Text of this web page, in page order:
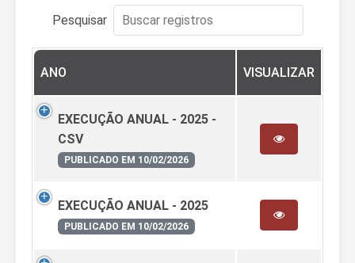
Pesquisar
ANO VISUALIZAR
EXECUÇÃO ANUAL - 2025 -
CSV
PUBLICADO EM 10/02/2026
EXECUÇÃO ANUAL - 2025
PUBLICADO EM 10/02/2026